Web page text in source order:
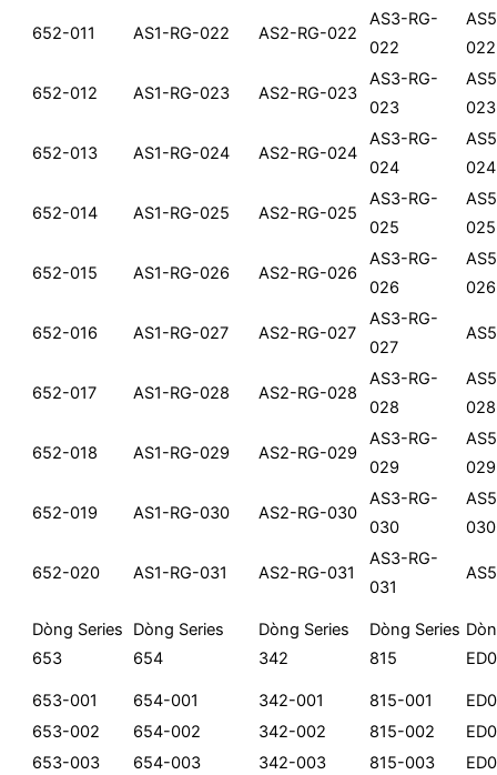
652-011 AS1-RG-022 AS2-RG-022
AS3-RG-
022
022
652-012 AS1-RG-023 AS2-RG-023
AS3-RG-
023
023
652-013 AS1-RG-024 AS2-RG-024
AS3-RG-
024
024
652-014 AS1-RG-025 AS2-RG-025
AS3-RG-
025
025
652-015 AS1-RG-026 AS2-RG-026
AS3-RG-
026
026
652-016 AS1-RG-027 AS2-RG-027
AS3-RG-
027
652-017 AS1-RG-028 AS2-RG-028
AS3-RG-
028
028
652-018 AS1-RG-029 AS2-RG-029
AS3-RG-
029
029
652-019 AS1-RG-030 AS2-RG-030
AS3-RG-
030
030
652-020 AS1-RG-031 AS2-RG-031
AS3-RG-
031
Dòng Series
653
Dòng Series
654
Dòng Series
342
Dòng Series
815
653-001 654-001 342-001 815-001
653-002
654-002 342-002 815-002
653-003
654-003 342-003 815-003